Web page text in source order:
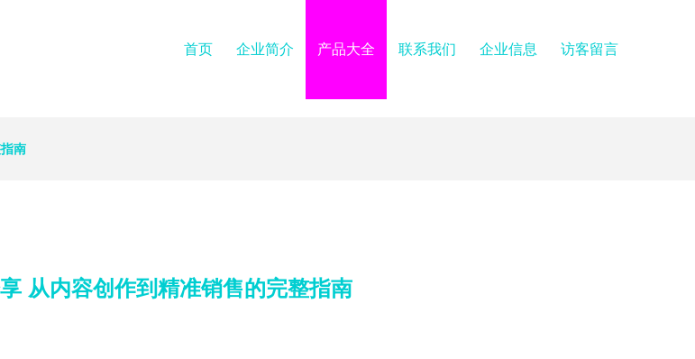
首页 企业简介 产品大全 联系我们 企业信息 访客留言
南
从内容创作到精准销售的完整指南